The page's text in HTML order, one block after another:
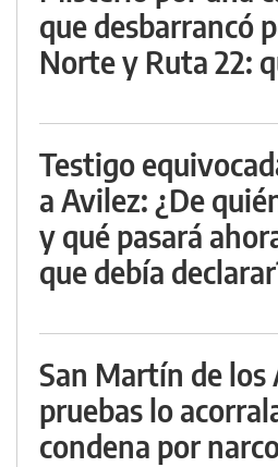
que desbarrancó
Norte y Ruta 22:
Testigo
a Avilez: ¿De
y qué pasará
que debía
San Martín de los
pruebas lo
condena por